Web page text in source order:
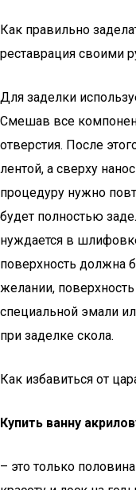
Как правильно
реставрация своими
Для заделки
Смешав все
отверстия. После
лентой, а сверху
процедуру нужно
будет полностью
нуждается в
поверхность должна
желании,
специальной эмали
при заделке скола.
Как избавиться от
Купить ванну
– это только